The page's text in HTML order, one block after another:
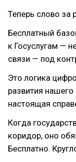
Теперь слово за
Бесплатный
к Госуслугам —
связи — под
Это логика
развития
настоящая
Когда
коридор, оно
Бесплатно.